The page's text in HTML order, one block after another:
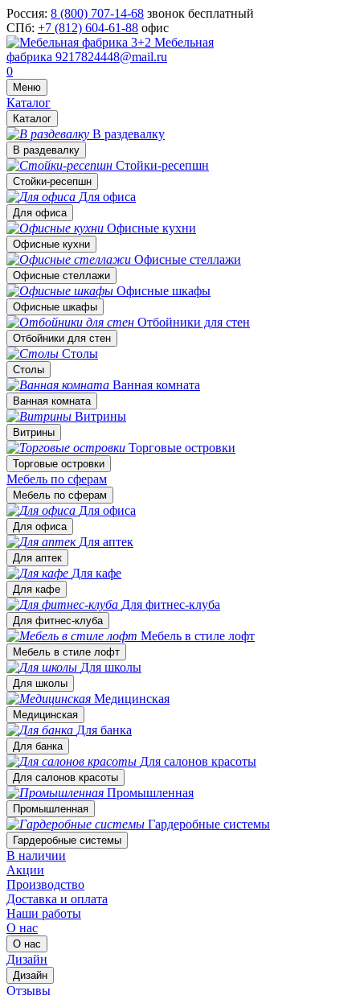
Россия: 8 (800) 707-14-68 звонок бесплатный
СПб: +7 (812) 604-61-88 офис
Мебельная
фабрика 9217824448@mail.ru
0
Меню
Каталог
Каталог
В раздевалку
В раздевалку
Стойки-ресепшн
Стойки-ресепшн
Для офиса
Для офиса
Офисные кухни
Офисные кухни
Офисные стеллажи
Офисные стеллажи
Офисные шкафы
Офисные шкафы
Отбойники для стен
Отбойники для стен
Столы
Столы
Ванная комната
Ванная комната
Витрины
Витрины
Торговые островки
Торговые островки
Мебель по сферам
Мебель по сферам
Для офиса
Для офиса
Для аптек
Для аптек
Для кафе
Для кафе
Для фитнес-клуба
Для фитнес-клуба
Мебель в стиле лофт
Мебель в стиле лофт
Для школы
Для школы
Медицинская
Медицинская
Для банка
Для банка
Для салонов красоты
Для салонов красоты
Промышленная
Промышленная
Гардеробные системы
Гардеробные системы
В наличии
Акции
Производство
Доставка и оплата
Наши работы
О нас
О нас
Дизайн
Дизайн
Отзывы